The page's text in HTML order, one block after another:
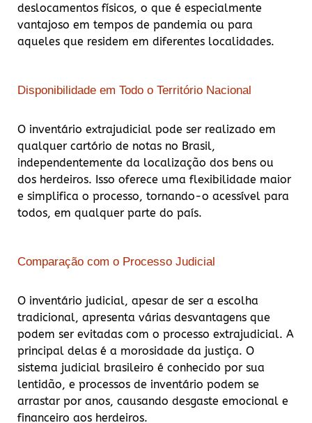
deslocamentos físicos, o que é especialmente
vantajoso em tempos de pandemia ou para
aqueles que residem em diferentes localidades.
Disponibilidade em Todo o Território Nacional
O inventário extrajudicial pode ser realizado em
qualquer cartório de notas no Brasil,
independentemente da localização dos bens ou
dos herdeiros. Isso oferece uma flexibilidade maior
e simplifica o processo, tornando-o acessível para
todos, em qualquer parte do país.
Comparação com o Processo Judicial
O inventário judicial, apesar de ser a escolha
tradicional, apresenta várias desvantagens que
podem ser evitadas com o processo extrajudicial. A
principal delas é a morosidade da justiça. O
sistema judicial brasileiro é conhecido por sua
lentidão, e processos de inventário podem se
arrastar por anos, causando desgaste emocional e
financeiro aos herdeiros.